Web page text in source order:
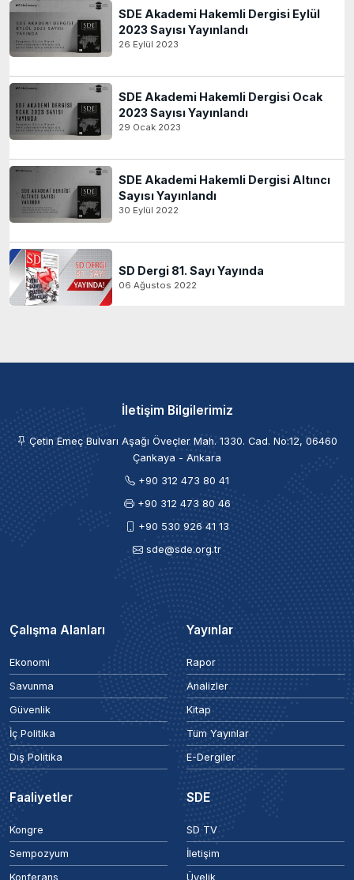
SDE Akademi Hakemli Dergisi Eylül
2023 Sayısı Yayınlandı
26 Eylül 2023
SDE Akademi Hakemli Dergisi Ocak
2023 Sayısı Yayınlandı
29 Ocak 2023
SDE Akademi Hakemli Dergisi Altıncı
Sayısı Yayınlandı
30 Eylül 2022
SD Dergi 81. Sayı Yayında
06 Ağustos 2022
İletişim Bilgilerimiz
Çetin Emeç Bulvarı Aşağı Öveçler Mah. 1330. Cad. No:12, 06460
Çankaya - Ankara
+90 312 473 80 41
+90 312 473 80 46
+90 530 926 41 13
sde@sde.org.tr
Çalışma Alanları
Ekonomi
Savunma
Güvenlik
İç Politika
Dış Politika
Yayınlar
Rapor
Analizler
Kitap
Tüm Yayınlar
E-Dergiler
Faaliyetler
Kongre
Sempozyum
Konferans
SDE
SD TV
İletişim
Üyelik